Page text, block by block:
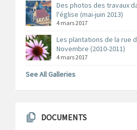
Des photos des travaux
l'église (mai-juin 2013)
4 mars 2017
Les plantations de la rue
Novembre (2010-2011)
4 mars 2017
See All Galleries
DOCUMENTS